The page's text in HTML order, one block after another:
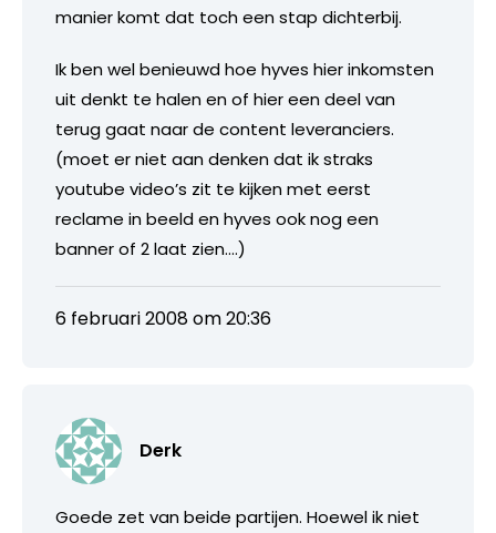
manier komt dat toch een stap dichterbij.
Ik ben wel benieuwd hoe hyves hier inkomsten
uit denkt te halen en of hier een deel van
terug gaat naar de content leveranciers.
(moet er niet aan denken dat ik straks
youtube video’s zit te kijken met eerst
reclame in beeld en hyves ook nog een
banner of 2 laat zien….)
6 februari 2008 om 20:36
Derk
Goede zet van beide partijen. Hoewel ik niet